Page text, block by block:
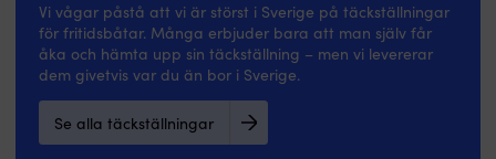
Vi vågar påstå att vi är störst i Sverige på täckställningar
för fritidsbåtar. Många erbjuder bara att man själv får
åka och hämta upp sin täckställning – men vi levererar
dem givetvis var du än bor i Sverige.
Se alla täckställningar